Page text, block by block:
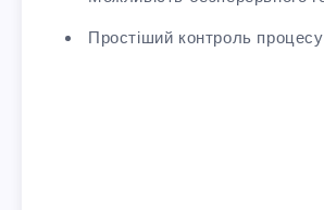
Простіший контроль процесу